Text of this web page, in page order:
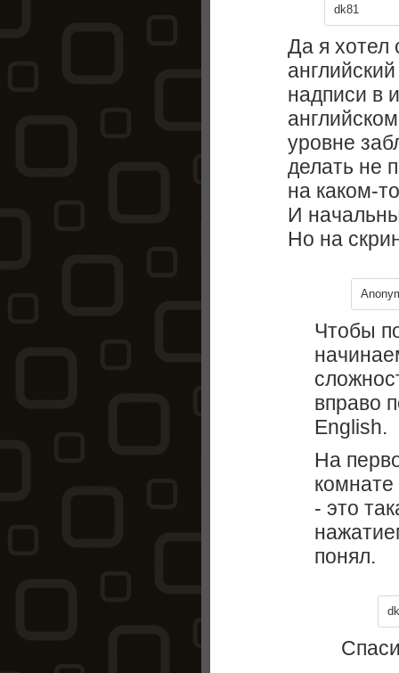
dk81
Да я хотел
надписи в
уровне
делать не
на каком-
И
Но на
Чтобы
вправо
English.
На
- это
понял.